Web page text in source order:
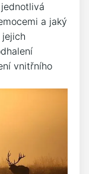
a jaký
vnitřního